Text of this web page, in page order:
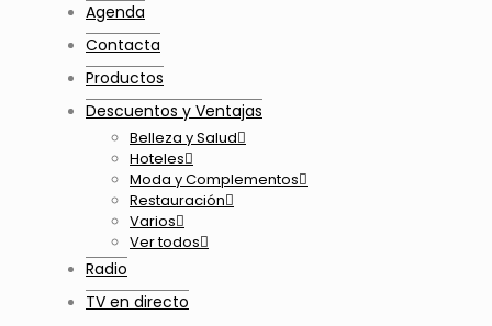
Agenda
Contacta
Productos
Descuentos y Ventajas
Belleza y Salud
Hoteles
Moda y Complementos
Restauración
Varios
Ver todos
Radio
TV en directo